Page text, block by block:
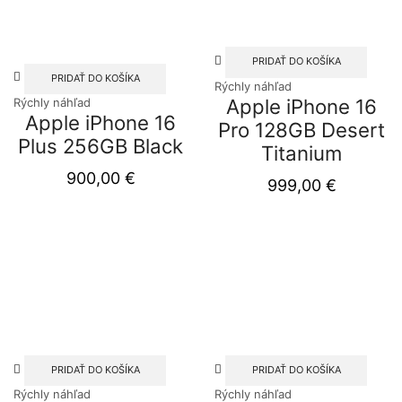
PRIDAŤ DO KOŠÍKA
Rýchly náhľad
Apple iPhone 16
Plus 256GB Black
900,00 €
PRIDAŤ DO KOŠÍKA
Rýchly náhľad
Apple iPhone 16
Pro 128GB Desert
Titanium
999,00 €
PRIDAŤ DO KOŠÍKA
Rýchly náhľad
PRIDAŤ DO KOŠÍKA
Rýchly náhľad